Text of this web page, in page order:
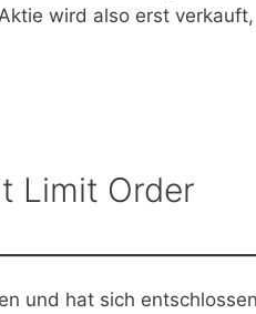
wird also erst
Limit Order
und hat sich